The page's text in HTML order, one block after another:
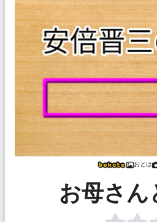
おとは
お母さん